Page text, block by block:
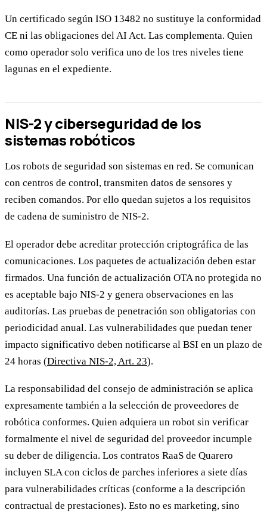
Un certificado según ISO 13482 no sustituye la conformidad
CE ni las obligaciones del AI Act. Las complementa. Quien
como operador solo verifica uno de los tres niveles tiene
lagunas en el expediente.
NIS-2 y ciberseguridad de los
sistemas robóticos
Los robots de seguridad son sistemas en red. Se comunican
con centros de control, transmiten datos de sensores y
reciben comandos. Por ello quedan sujetos a los requisitos
de cadena de suministro de NIS-2.
El operador debe acreditar protección criptográfica de las
comunicaciones. Los paquetes de actualización deben estar
firmados. Una función de actualización OTA no protegida no
es aceptable bajo NIS-2 y genera observaciones en las
auditorías. Las pruebas de penetración son obligatorias con
periodicidad anual. Las vulnerabilidades que puedan tener
impacto significativo deben notificarse al BSI en un plazo de
24 horas (Directiva NIS-2, Art. 23).
La responsabilidad del consejo de administración se aplica
expresamente también a la selección de proveedores de
robótica conformes. Quien adquiera un robot sin verificar
formalmente el nivel de seguridad del proveedor incumple
su deber de diligencia. Los contratos RaaS de Quarero
incluyen SLA con ciclos de parches inferiores a siete días
para vulnerabilidades críticas (conforme a la descripción
contractual de prestaciones). Esto no es marketing, sino